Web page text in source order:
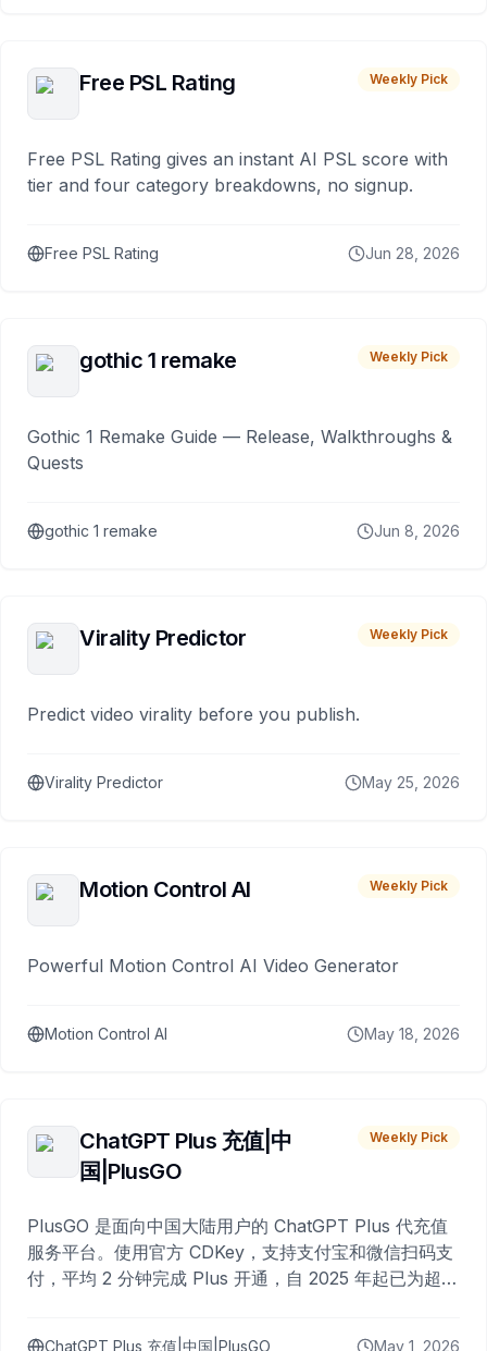
Free PSL Rating Weekly Pick
Free PSL Rating gives an instant AI PSL score with
tier and four category breakdowns, no signup.
Free PSL Rating Jun 28, 2026
gothic 1 remake Weekly Pick
Gothic 1 Remake Guide — Release, Walkthroughs &
Quests
gothic 1 remake Jun 8, 2026
Virality Predictor Weekly Pick
Predict video virality before you publish.
Virality Predictor May 25, 2026
Motion Control AI Weekly Pick
Powerful Motion Control AI Video Generator
Motion Control AI May 18, 2026
ChatGPT Plus 充值|中
国|PlusGO
Weekly Pick
PlusGO 是面向中国大陆用户的 ChatGPT Plus 代充值
服务平台。使用官方 CDKey，支持支付宝和微信扫码支
付，平均 2 分钟完成 Plus 开通，自 2025 年起已为超过
ChatGPT Plus 充值|中国|PlusGO May 1, 2026